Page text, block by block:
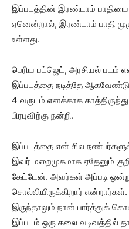
இப்படத்தின் இரண்டாம் பாதியை
ஏனென்றால், இரண்டாம் பாதி
உள்ளது.
பெரிய பட்ஜெட், அரசியல் படம்
இப்படத்தை நடித்தே
4 வருடம் எனக்காக
பிரபுவிற்கு நன்றி.
இப்படத்தை என் சில
இவர் மறைமுகமாக ஏதேனும்
கேட்டேன். அவர்கள் அப்படி
சொல்லியிருக்கிறார்
இருந்தாலும் நான் பார்த்துக்
இப்படம் ஒரு கலை வடிவத்தில்